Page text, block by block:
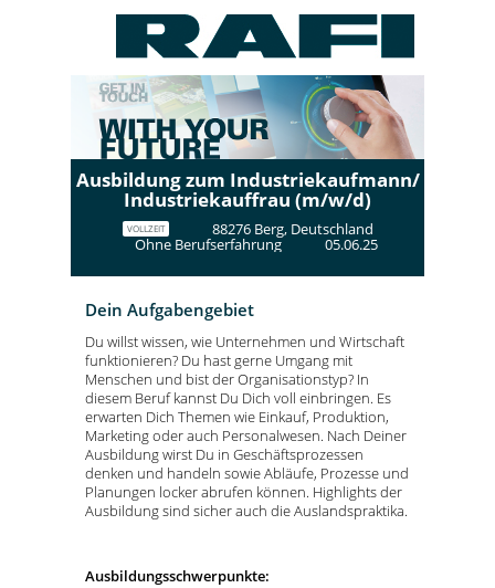
Ausbildung zum Industriekaufmann/
Industriekauffrau (m/w/d)
VOLLZEIT 88276 Berg, Deutschland
Ohne Berufserfahrung 05.06.25
Dein Aufgabengebiet
Du willst wissen, wie Unternehmen und Wirtschaft
funktionieren? Du hast gerne Umgang mit
Menschen und bist der Organisationstyp? In
diesem Beruf kannst Du Dich voll einbringen. Es
erwarten Dich Themen wie Einkauf, Produktion,
Marketing oder auch Personalwesen. Nach Deiner
Ausbildung wirst Du in Geschäftsprozessen
denken und handeln sowie Abläufe, Prozesse und
Planungen locker abrufen können. Highlights der
Ausbildung sind sicher auch die Auslandspraktika.
Ausbildungsschwerpunkte: